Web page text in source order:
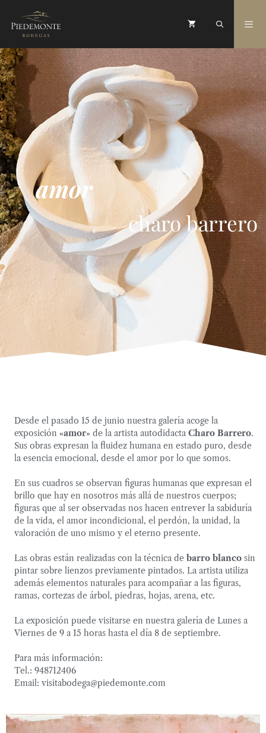
amor
charo barrero
Desde el pasado 15 de junio nuestra galería acoge la
exposición «amor» de la artista autodidacta Charo Barrero.
Sus obras expresan la fluidez humana en estado puro, desde
la esencia emocional, desde el amor por lo que somos.
En sus cuadros se observan figuras humanas que expresan el
brillo que hay en nosotros más allá de nuestros cuerpos;
figuras que al ser observadas nos hacen entrever la sabiduría
de la vida, el amor incondicional, el perdón, la unidad, la
valoración de uno mismo y el eterno presente.
Las obras están realizadas con la técnica de barro blanco sin
pintar sobre lienzos previamente pintados. La artista utiliza
además elementos naturales para acompañar a las figuras,
ramas, cortezas de árbol, piedras, hojas, arena, etc.
La exposición puede visitarse en nuestra galería de Lunes a
Viernes de 9 a 15 horas hasta el día 8 de septiembre.
Para más información:
Tel.: 948712406
Email: visitabodega@piedemonte.com